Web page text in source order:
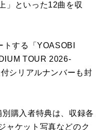
」といった12曲を収
する「YOASOBI
TOUR 2026-
シリアルナンバーも封
購入者特典は、収録各
ャケット写真などのク